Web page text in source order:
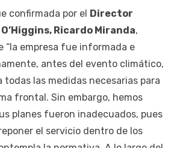
confirmada por el Director
O’Higgins, Ricardo Miranda,
“la empresa fue informada e
antes del evento climático,
todas las medidas necesarias para
frontal. Sin embargo, hemos
planes fueron inadecuados, pues
el servicio dentro de los